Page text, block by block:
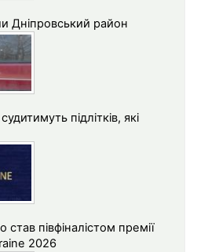
Дніпровський район
підлітків, які
став півфіналістом премії
2026